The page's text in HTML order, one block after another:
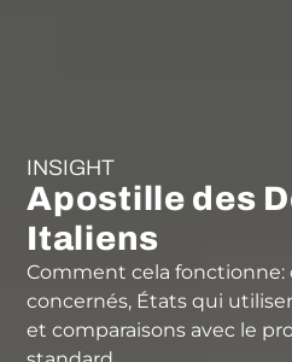
INSIGHT
Apostille des
Italiens
Comment cela
concernés, États qui
et comparaisons avec le